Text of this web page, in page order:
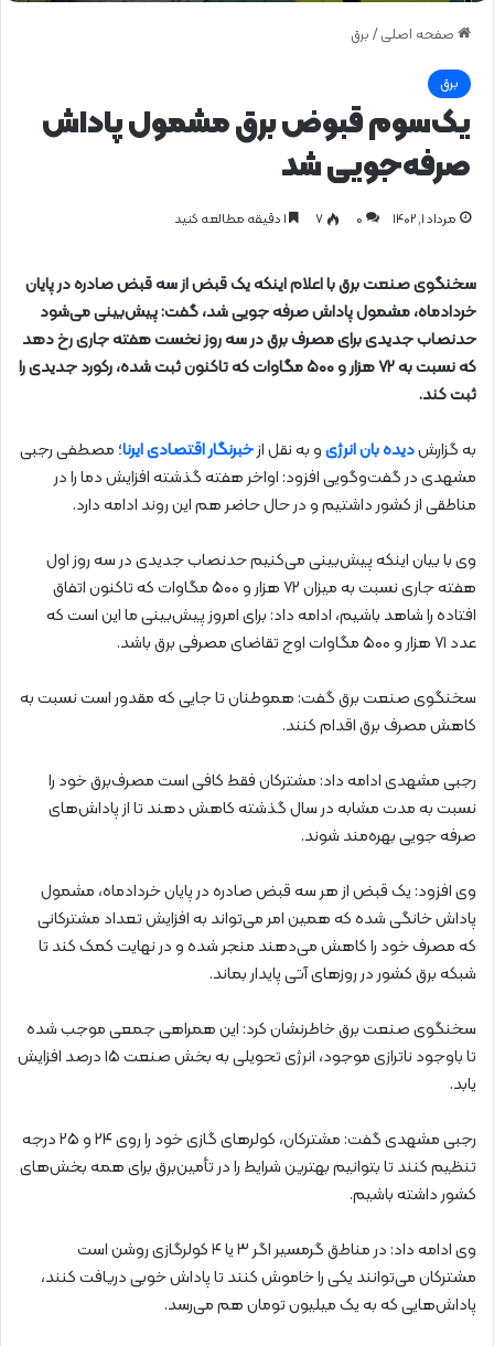
صفحه اصلی / برق
برق
یک‌سوم قبوض برق مشمول پاداش
صرفه‌جویی شد
مرداد ۱, ۱۴۰۲ 0 ۷
سخنگوی صنعت برق با اعلام اینکه یک قبض از سه قبض صادره در پایان
خردادماه، مشمول پاداش صرفه جویی شد، گفت: پیش‌بینی می‌شود
حدنصاب جدیدی برای مصرف برق در سه روز نخست هفته جاری رخ دهد
که نسبت به ۷۲ هزار و ۵۰۰ مگاوات که تاکنون ثبت شده، رکورد جدیدی را
ثبت کند.
به گزارشدیده بان انرژیو به نقل ازخبرنگار اقتصادی ایرنا؛ مصطفی رجبی
مشهدی در گفت‌وگویی افزود: اواخر هفته گذشته افزایش دما را در
مناطقی از کشور داشتیم و در حال حاضر هم این روند ادامه دارد.
وی با بیان اینکه پیش‌بینی می‌کنیم حدنصاب جدیدی در سه روز اول
هفته جاری نسبت به میزان ۷۲ هزار و ۵۰۰ مگاوات که تاکنون اتفاق
افتاده را شاهد باشیم، ادامه داد: برای امروز پیش‌بینی ما این است که
عدد ۷۱ هزار و ۵۰۰ مگاوات اوج تقاضای مصرفی برق باشد.
سخنگوی صنعت برق گفت: هموطنان تا جایی که مقدور است نسبت به
کاهش مصرف برق اقدام کنند.
رجبی مشهدی ادامه داد: مشترکان فقط کافی است مصرف‌برق خود را
نسبت به مدت مشابه در سال گذشته کاهش دهند تا از پاداش‌های
صرفه جویی بهره‌مند شوند.
وی افزود: یک قبض از هر سه قبض صادره در پایان خردادماه، مشمول
پاداش خانگی شده که همین امر می‌تواند به افزایش تعداد مشترکانی
که مصرف خود را کاهش می‌دهند منجر شده و در نهایت کمک کند تا
شبکه برق کشور در روزهای آتی پایدار بماند.
سخنگوی صنعت برق خاطرنشان کرد: این همراهی جمعی موجب شده
تا باوجود ناترازی موجود، انرژی تحویلی به بخش صنعت ۱۵ درصد افزایش
یابد.
رجبی مشهدی گفت: مشترکان، کولرهای گازی خود را روی ۲۴ و ۲۵ درجه
تنظیم کنند تا بتوانیم بهترین شرایط را در تأمین‌برق برای همه بخش‌های
کشور داشته باشیم.
وی ادامه داد: در مناطق گرمسیر اگر ۳ یا ۴ کولرگازی روشن است
مشترکان می‌توانند یکی را خاموش کنند تا پاداش خوبی دریافت کنند،
پاداش‌هایی که به یک میلیون تومان هم می‌رسد.